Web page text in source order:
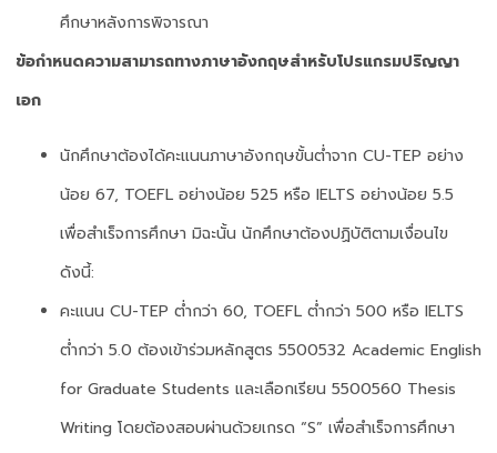
ศึกษาหลังการพิจารณา
ข้อกำหนดความสามารถทางภาษาอังกฤษสำหรับโปรแกรมปริญญา
เอก
นักศึกษาต้องได้คะแนนภาษาอังกฤษขั้นต่ำจาก CU-TEP อย่าง
น้อย 67, TOEFL อย่างน้อย 525 หรือ IELTS อย่างน้อย 5.5
เพื่อสำเร็จการศึกษา มิฉะนั้น นักศึกษาต้องปฏิบัติตามเงื่อนไข
ดังนี้:
คะแนน CU-TEP ต่ำกว่า 60, TOEFL ต่ำกว่า 500 หรือ IELTS
ต่ำกว่า 5.0 ต้องเข้าร่วมหลักสูตร 5500532 Academic English
for Graduate Students และเลือกเรียน 5500560 Thesis
Writing โดยต้องสอบผ่านด้วยเกรด “S” เพื่อสำเร็จการศึกษา